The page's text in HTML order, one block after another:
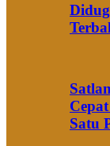
Satu